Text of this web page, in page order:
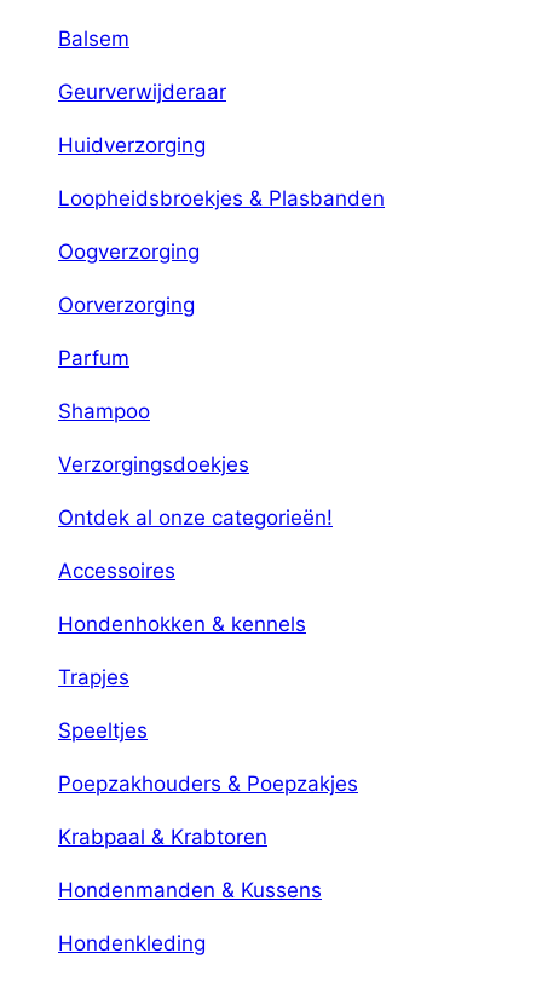
Balsem
Geurverwijderaar
Huidverzorging
Loopheidsbroekjes & Plasbanden
Oogverzorging
Oorverzorging
Parfum
Shampoo
Verzorgingsdoekjes
Ontdek al onze categorieën!
Accessoires
Hondenhokken & kennels
Trapjes
Speeltjes
Poepzakhouders & Poepzakjes
Krabpaal & Krabtoren
Hondenmanden & Kussens
Hondenkleding